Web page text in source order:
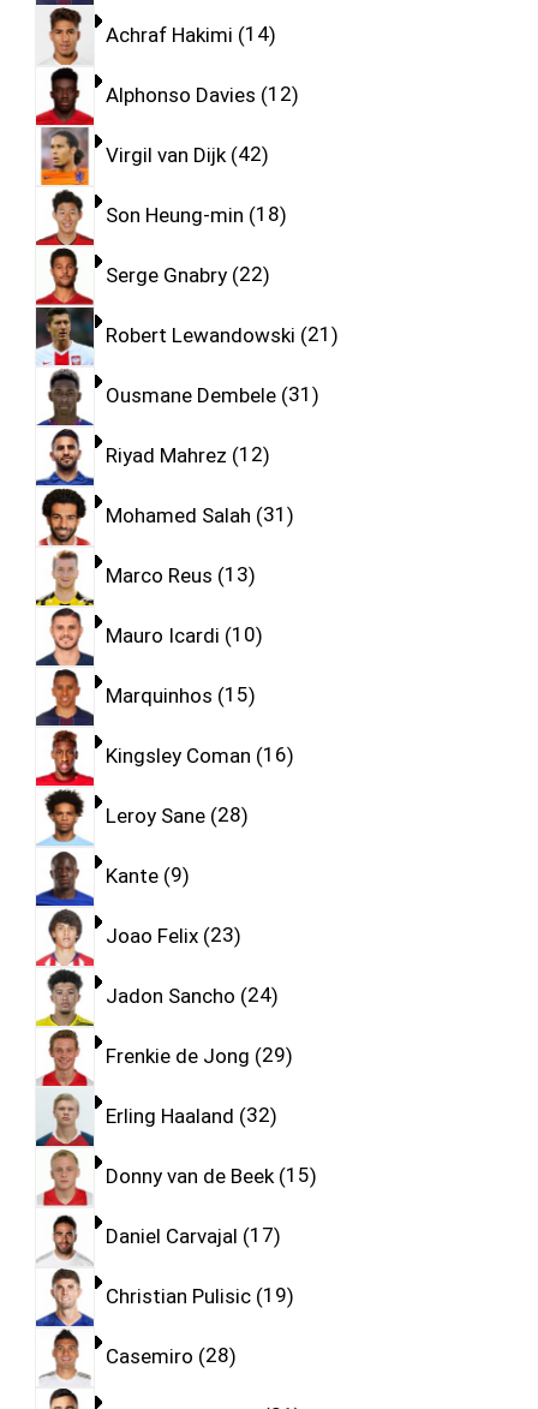
Achraf Hakimi 14
Alphonso Davies 12
Virgil van Dijk 42
Son Heung-min 18
Serge Gnabry 22
Robert Lewandowski 21
Ousmane Dembele 31
Riyad Mahrez 12
Mohamed Salah 31
Marco Reus 13
Mauro Icardi 10
Marquinhos 15
Kingsley Coman 16
Leroy Sane 28
Kante 9
Joao Felix 23
Jadon Sancho 24
Frenkie de Jong 29
Erling Haaland 32
Donny van de Beek 15
Daniel Carvajal 17
Christian Pulisic 19
Casemiro 28